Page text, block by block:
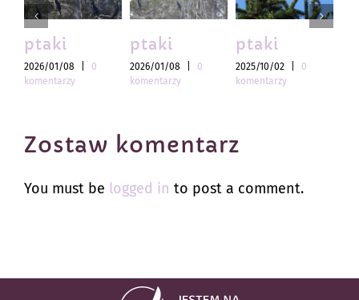
ptaki
2026/01/08
0
komentarzy
ptaki
2026/01/08
0
komentarzy
ptaki
2025/10/02
0
komentarzy
Zostaw komentarz
You must be logged in to post a comment.